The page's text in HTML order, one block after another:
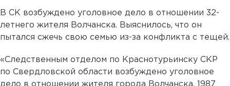
В СК возбуждено уголовное дело в отношении 32-
летнего жителя Волчанска. Выяснилось, что он
пытался сжечь свою семью из-за конфликта с тещей.
«Следственным отделом по Краснотурьинску СКР
по Свердловской области возбуждено уголовное
дело в отношении жителя города Волчанска, 1987